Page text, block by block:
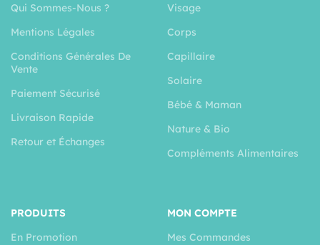
Qui Sommes-Nous ?
Mentions Légales
Conditions Générales De
Vente
Paiement Sécurisé
Livraison Rapide
Retour et Échanges
Visage
Corps
Capillaire
Solaire
Bébé & Maman
Nature & Bio
Compléments Alimentaires
PRODUITS
En Promotion
MON COMPTE
Mes Commandes